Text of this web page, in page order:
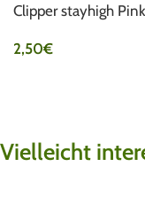
Clipper stayhigh Pink
2,50€
Vielleicht